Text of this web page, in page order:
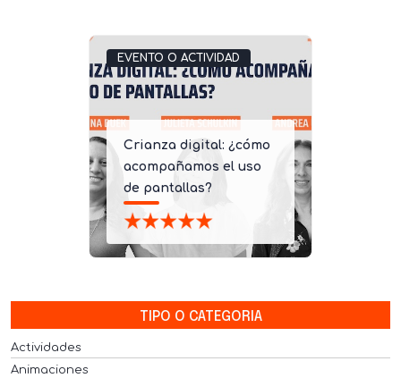
EVENTO O ACTIVIDAD
Crianza digital: ¿cómo
acompañamos el uso
de pantallas?
TIPO O CATEGORIA
Actividades
Animaciones